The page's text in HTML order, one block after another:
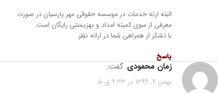
البته ارئه خدمات در موسسه حقوقی مهر پارسیان در صورت
معرفی از سوی کمیته امداد و بهزیستی رایگان است.
با تشکر از همراهی شما در ارائه نظر
پاسخ
زمان محمودی گفت:
بهمن 7, 1399 در 9:33 ق.ظ